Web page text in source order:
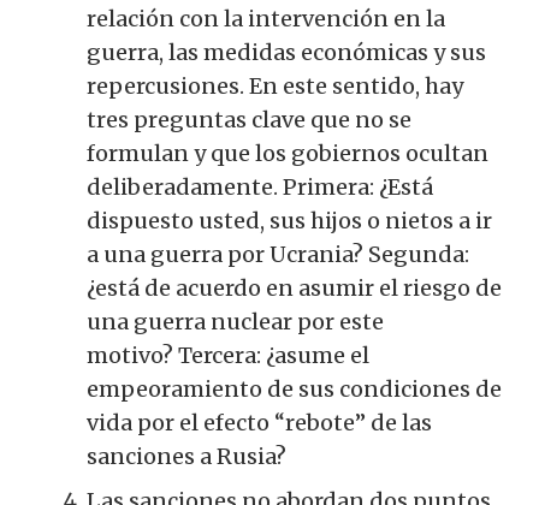
relación con la intervención en la
guerra, las medidas económicas y sus
repercusiones. En este sentido, hay
tres preguntas clave que no se
formulan y que los gobiernos ocultan
deliberadamente. Primera: ¿Está
dispuesto usted, sus hijos o nietos a ir
a una guerra por Ucrania? Segunda:
¿está de acuerdo en asumir el riesgo de
una guerra nuclear por este
motivo? Tercera: ¿asume el
empeoramiento de sus condiciones de
vida por el efecto “rebote” de las
sanciones a Rusia?